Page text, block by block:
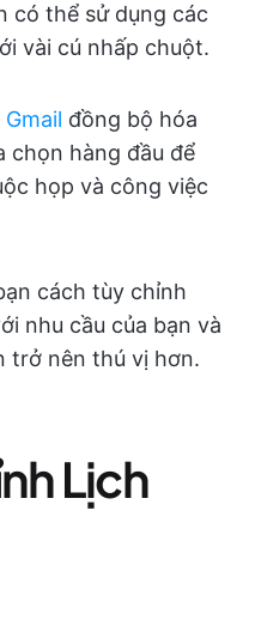
có thể sử dụng các
vài cú nhấp chuột.
đồng bộ hóa
chọn hàng đầu để
họp và công việc
cách tùy chỉnh
nhu cầu của bạn và
trở nên thú vị hơn.
Lịch